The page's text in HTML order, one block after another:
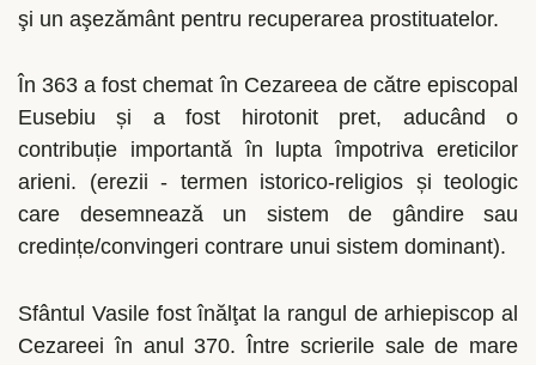
şi un aşezământ pentru recuperarea prostituatelor.
În 363 a fost chemat în Cezareea de către episcopal
Eusebiu și a fost hirotonit pret, aducând o
contribuție importantă în lupta împotriva ereticilor
arieni. (erezii - termen istorico-religios și teologic
care desemnează un sistem de gândire sau
credințe/convingeri contrare unui sistem dominant).
Sfântul Vasile fost înălţat la rangul de arhiepiscop al
Cezareei în anul 370. Între scrierile sale de mare